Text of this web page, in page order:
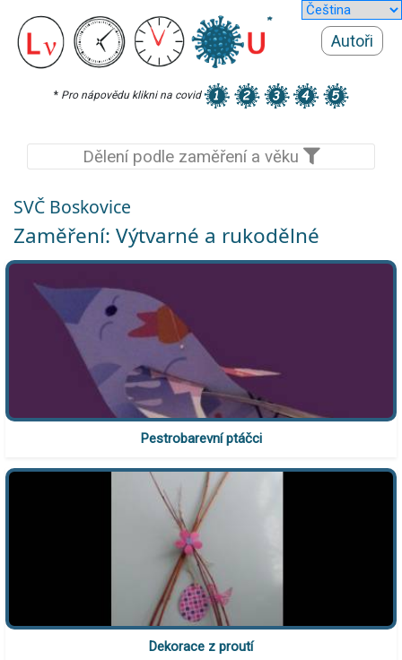
Autoři
* Pro nápovědu klikni na covid
Dělení podle zaměření a věku
SVČ Boskovice
Zaměření: Výtvarné a rukodělné
Pestrobarevní ptáčci
Dekorace z proutí